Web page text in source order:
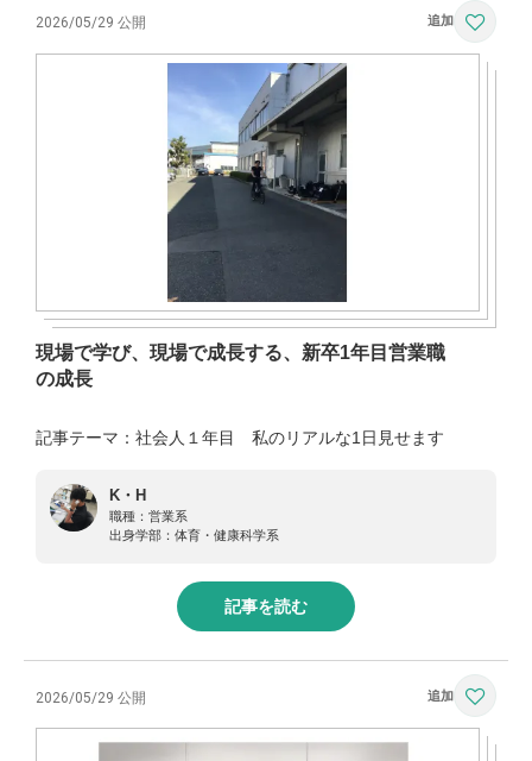
2026/05/29 公開
現場で学び、現場で成長する、新卒1年目営業職
の成長
記事テーマ：社会人１年目 私のリアルな1日見せます
K・H
職種： 営業系
出身学部： 体育・健康科学系
記事を読む
2026/05/29 公開